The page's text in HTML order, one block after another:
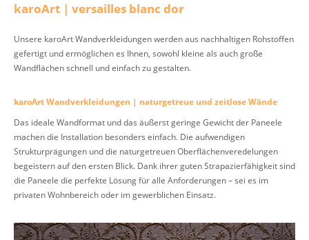
karoArt | versailles blanc dor
Unsere karoArt Wandverkleidungen werden aus nachhaltigen Rohstoffen
gefertigt und ermöglichen es Ihnen, sowohl kleine als auch große
Wandflächen schnell und einfach zu gestalten.
karoArt Wandverkleidungen | naturgetreue und zeitlose Wände
Das ideale Wandformat und das äußerst geringe Gewicht der Paneele
machen die Installation besonders einfach. Die aufwendigen
Strukturprägungen und die naturgetreuen Oberflächenveredelungen
begeistern auf den ersten Blick. Dank ihrer guten Strapazierfähigkeit sind
die Paneele die perfekte Lösung für alle Anforderungen – sei es im
privaten Wohnbereich oder im gewerblichen Einsatz.